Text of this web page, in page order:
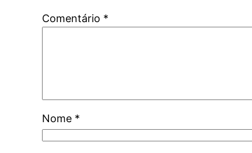
Comentário *
Nome *